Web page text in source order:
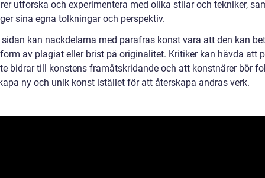
utforska och experimentera med olika stilar och tekniker,
sina egna tolkningar och perspektiv.
kan nackdelarna med parafras konst vara att den kan
av plagiat eller brist på originalitet. Kritiker kan hävda att
bidrar till konstens framåtskridande och att konstnärer bör
ny och unik konst istället för att återskapa andras verk.